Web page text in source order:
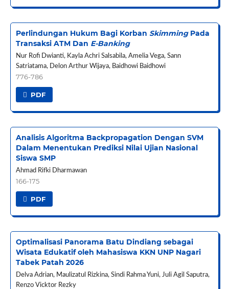
Perlindungan Hukum Bagi Korban SkimmingPada
Transaksi ATM Dan E-Banking
Nur Rofi Dwianti, Kayla Achri Salsabila, Amelia Vega, Sann
Satriatama, Delon Arthur Wijaya, Baidhowi Baidhowi
776-786
PDF
Analisis Algoritma Backpropagation Dengan SVM
Dalam Menentukan Prediksi Nilai Ujian Nasional
Siswa SMP
Ahmad Rifki Dharmawan
166-175
PDF
Optimalisasi Panorama Batu Dindiang sebagai
Wisata Edukatif oleh Mahasiswa KKN UNP Nagari
Tabek Patah 2026
Delva Adrian, Maulizatul Rizkina, Sindi Rahma Yuni, Juli Agil Saputra,
Renzo Vicktor Rezky